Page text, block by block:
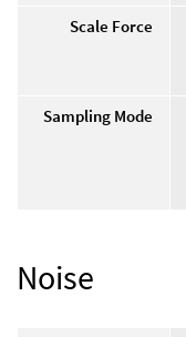
Scale Force
Sampling Mode
Noise